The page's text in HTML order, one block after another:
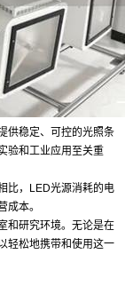
供稳定、可控的光照条
验和工业应用至关重
比，LED光源消耗的电
成本。
和研究环境。无论是在
轻松地携带和使用这一